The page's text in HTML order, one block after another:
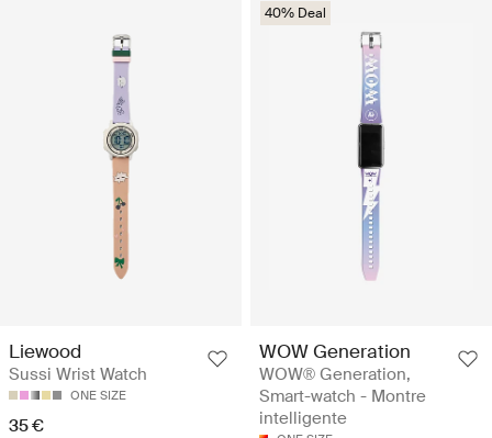
Liewood
Sussi Wrist Watch
ONE SIZE
35 €
40% Deal
WOW Generation
WOW® Generation,
Smart-watch - Montre
intelligente